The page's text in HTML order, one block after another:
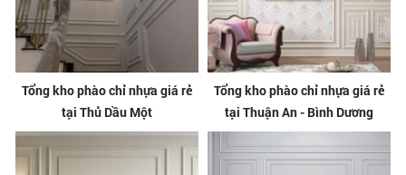
Tổng kho phào chỉ nhựa giá rẻ
tại Thủ Dầu Một
Tổng kho phào chỉ nhựa giá rẻ
tại Thuận An - Bình Dương